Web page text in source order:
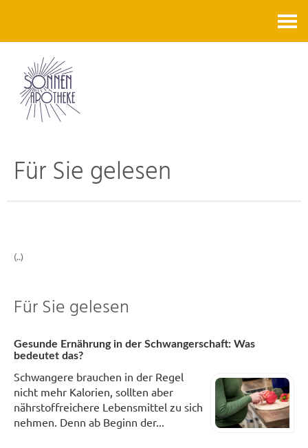
Für Sie gelesen
(..)
Für Sie gelesen
Gesunde Ernährung in der Schwangerschaft: Was
bedeutet das?
Schwangere brauchen in der Regel
nicht mehr Kalorien, sollten aber
nährstoffreichere Lebensmittel zu sich
nehmen. Denn ab Beginn der...